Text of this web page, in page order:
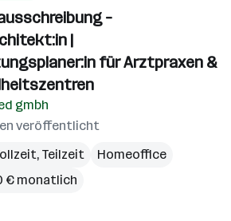
–
|
für Arztpraxen &
gmbh
veröffentlicht
Teilzeit
Homeoffice
€ monatlich